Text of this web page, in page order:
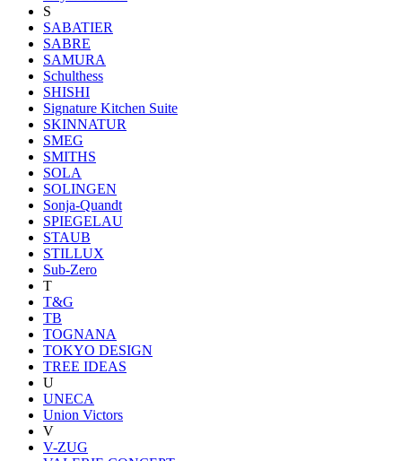
S
SABATIER
SABRE
SAMURA
Schulthess
SHISHI
Signature Kitchen Suite
SKINNATUR
SMEG
SMITHS
SOLA
SOLINGEN
Sonja-Quandt
SPIEGELAU
STAUB
STILLUX
Sub-Zero
T
T&G
TB
TOGNANA
TOKYO DESIGN
TREE IDEAS
U
UNECA
Union Victors
V
V-ZUG